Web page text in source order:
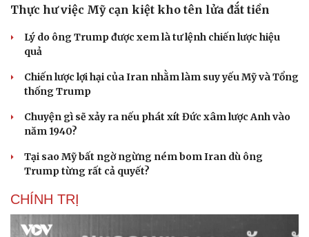
Thực hư việc Mỹ cạn kiệt kho tên lửa đắt tiền
Lý do ông Trump được xem là tư lệnh chiến lược hiệu
quả
Chiến lược lợi hại của Iran nhằm làm suy yếu Mỹ và Tổng
thống Trump
Chuyện gì sẽ xảy ra nếu phát xít Đức xâm lược Anh vào
năm 1940?
Tại sao Mỹ bất ngờ ngừng ném bom Iran dù ông
Trump từng rất cả quyết?
CHÍNH TRỊ